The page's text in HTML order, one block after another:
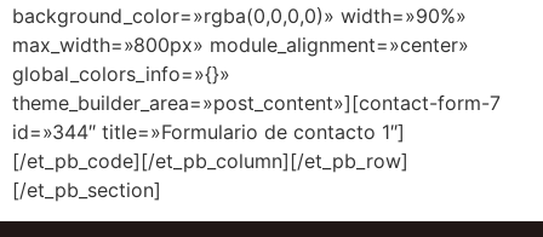
background_color=»rgba(0,0,0,0)» width=»90%»
max_width=»800px» module_alignment=»center»
global_colors_info=»{}»
theme_builder_area=»post_content»][contact-form-7
id=»344″ title=»Formulario de contacto 1″]
[/et_pb_code][/et_pb_column][/et_pb_row]
[/et_pb_section]